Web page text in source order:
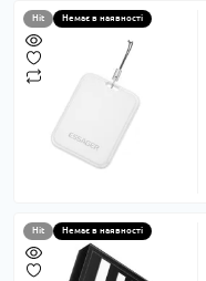
Hit Немає в наявності
Hit Немає в наявності